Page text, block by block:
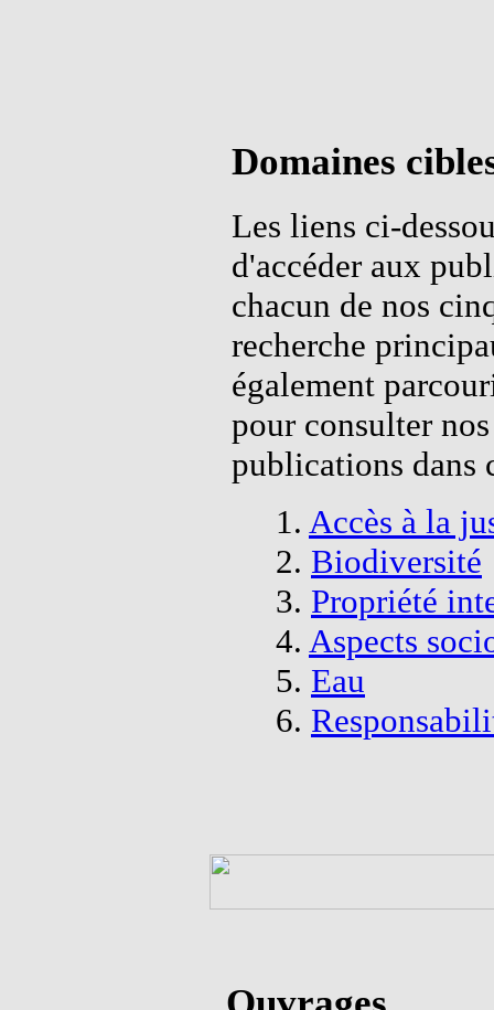
Domaines
Les liens ci-
d'accéder aux
chacun de nos
recherche
également
pour consulter
publications dans
1. Accès à la
2. Biodiversité
3. Propriété
4. Aspects
5. Eau
6.